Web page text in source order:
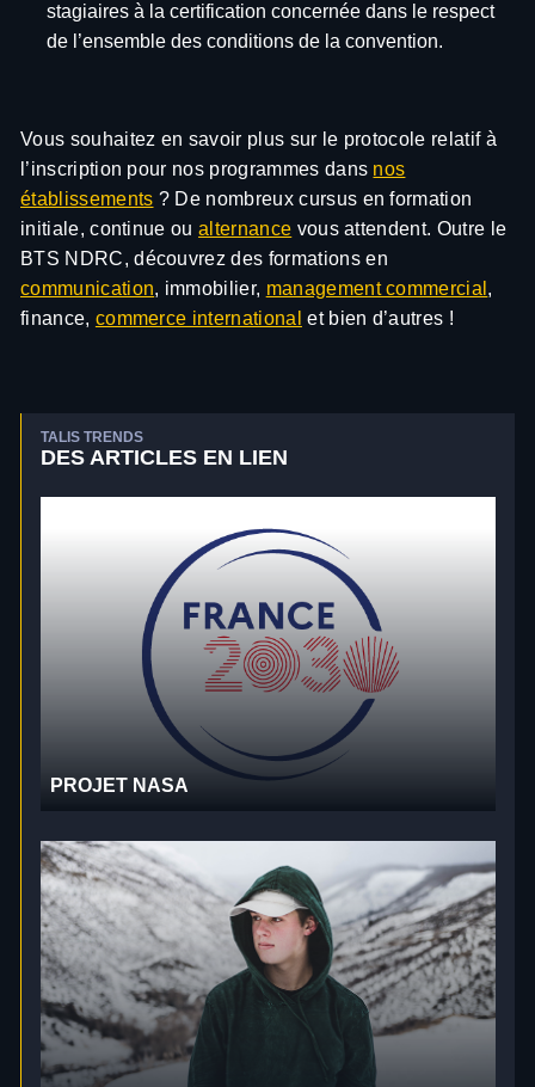
stagiaires à la certification concernée dans le respect
de l’ensemble des conditions de la convention.
Vous souhaitez en savoir plus sur le protocole relatif à
l’inscription pour nos programmes dans nos
établissements ? De nombreux cursus en formation
initiale, continue oualternance vous attendent. Outre le
BTS NDRC, découvrez des formations en
communication, immobilier, management commercial ,
finance, commerce international et bien d’autres !
TALIS TRENDS
DES ARTICLES EN LIEN
PROJET NASA